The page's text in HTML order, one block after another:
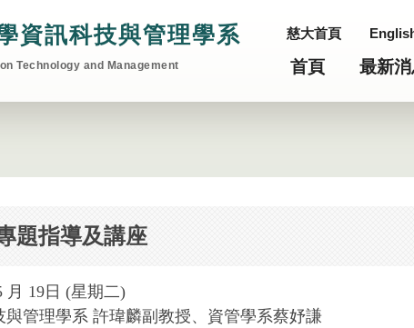
資訊科技與管理學系
Technology and Management
慈大首頁
首頁 最新
題指導及講座
19日 (星期二)
與管理學系 許瑋麟副教授、資管學系蔡妤謙